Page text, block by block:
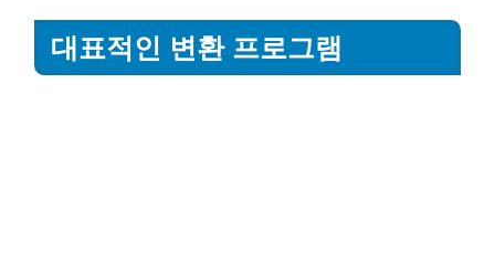
대표적인 변환 프로그램